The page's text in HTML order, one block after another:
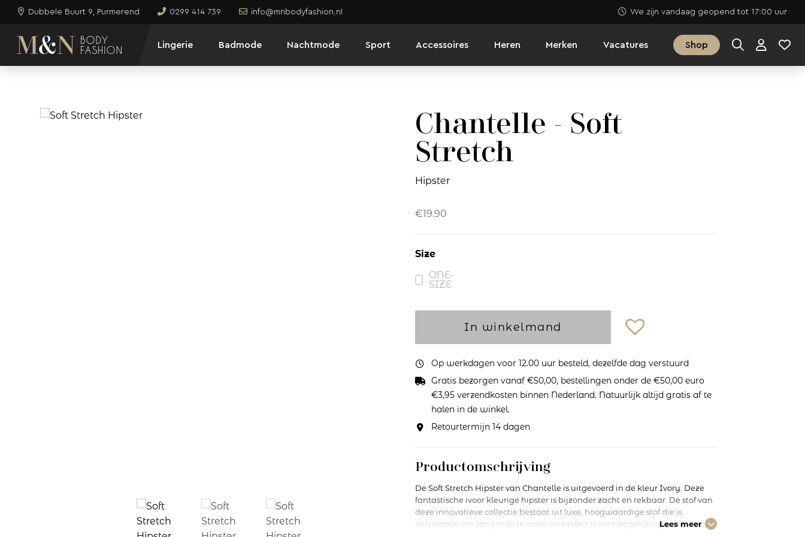
Dubbele Buurt 9, Purmerend 0299 414 739 info@mnbodyfashion.nl We zijn vandaag geopend tot 17:00 uur
Lingerie Badmode Nachtmode Sport Accessoires Heren Merken Vacatures Shop
Chantelle - Soft
Stretch
Hipster
€19.90
Size
ONE-
SIZE
In winkelmand
Op werkdagen voor 12.00 uur besteld, dezelfde dag verstuurd
Gratis bezorgen vanaf €50,00, bestellingen onder de €50,00 euro
€3,95 verzendkosten binnen Nederland. Natuurlijk altijd gratis af te
halen in de winkel.
Retourtermijn 14 dagen
Productomschrijving
De Soft Stretch Hipster van Chantelle is uitgevoerd in de kleur Ivory. Deze
fantastische ivoor kleurige hipster is bijzonder zacht en rekbaar. De stof van
deze innovatieve collectie bestaat uit luxe, hoogwaardige stof die is
ontworpen om lang mee te gaan en perfect is voor dagelijks gebruik. De stof
Lees meer